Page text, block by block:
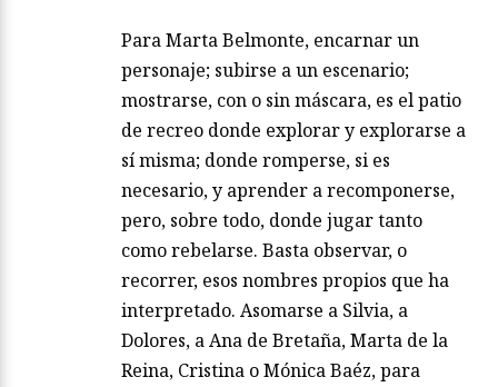
Para Marta Belmonte, encarnar un
personaje; subirse a un escenario;
mostrarse, con o sin máscara, es el patio
de recreo donde explorar y explorarse a
sí misma; donde romperse, si es
necesario, y aprender a recomponerse,
pero, sobre todo, donde jugar tanto
como rebelarse. Basta observar, o
recorrer, esos nombres propios que ha
interpretado. Asomarse a Silvia, a
Dolores, a Ana de Bretaña, Marta de la
Reina, Cristina o Mónica Baéz, para